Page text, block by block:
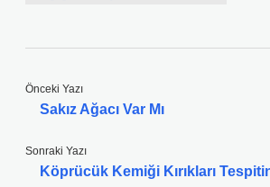
Önceki Yazı
Sakız Ağacı Var Mı
Sonraki Yazı
Köprücük Kemiği Kırıkları